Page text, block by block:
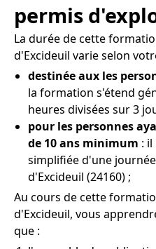
permis
La durée de cette
d'Excideuil varie selon
destinée aux les
la formation s'étend
heures divisées sur 3
pour les personnes
de 10 ans minimum :
simplifiée d'une
d'Excideuil (24160) ;
Au cours de cette
d'Excideuil, vous
que :